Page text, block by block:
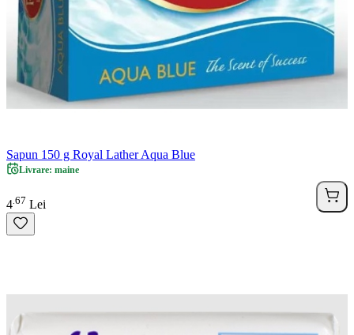
Sapun 150 g Royal Lather Aqua Blue
Livrare: maine
4 67 Lei